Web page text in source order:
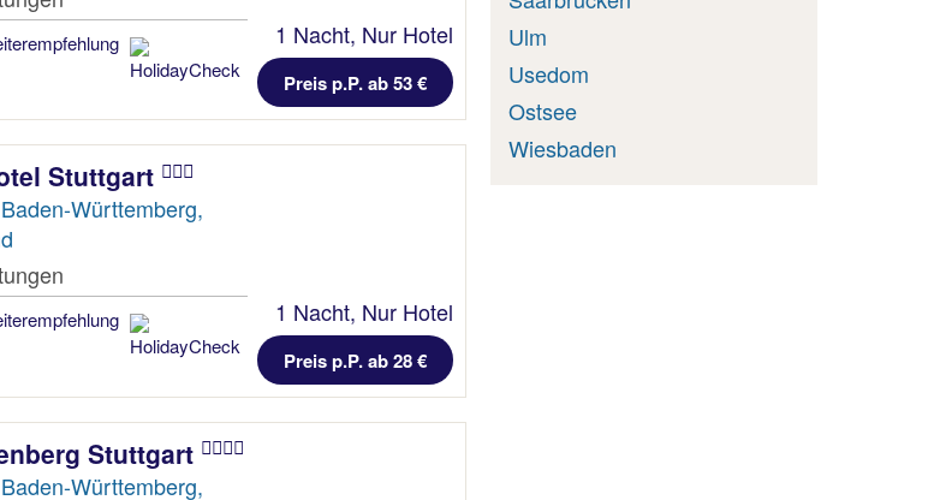
1 Nacht, Nur Hotel
Preis p.P. ab 53 €
Stuttgart
Württemberg,
1 Nacht, Nur Hotel
Preis p.P. ab 28 €
Stuttgart
Württemberg,
Ulm
Usedom
Ostsee
Wiesbaden